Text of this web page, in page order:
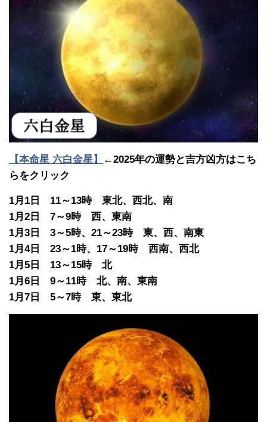
【本命星 六白金星】
←2025年の運勢と吉方凶方はこち
らをクリック
1月1日 11～13時 東北、西北、南
1月2日 7～9時 西、東南
1月3日 3～5時、21～23時 東、西、南東
1月4日 23～1時、17～19時 西南、西北
1月5日 13～15時 北
1月6日 9～11時 北、南、東南
1月7日 5～7時 東、東北